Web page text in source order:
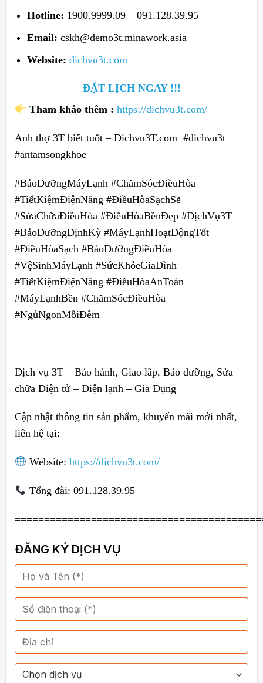
Hotline: 1900.9999.09 – 091.128.39.95
Email: cskh@demo3t.minawork.asia
Website: dichvu3t.com
ĐẶT LỊCH NGAY !!!
Tham khảo thêm :https://dichvu3t.com/
Anh thợ 3T biết tuốt – Dichvu3T.com #dichvu3t
#antamsongkhoe
#BảoDưỡngMáyLạnh #ChămSócĐiềuHòa
#TiếtKiệmĐiệnNăng #ĐiềuHòaSạchSẽ
#SửaChữaĐiềuHòa #ĐiềuHòaBềnĐẹp #DịchVụ3T
#BảoDưỡngĐịnhKỳ #MáyLạnhHoạtĐộngTốt
#ĐiềuHòaSạch #BảoDưỡngĐiềuHòa
#VệSinhMáyLạnh #SứcKhỏeGiaĐình
#TiếtKiệmĐiệnNăng #ĐiềuHòaAnToàn
#MáyLạnhBền #ChămSócĐiềuHòa
#NgủNgonMỗiĐêm
———————————————————–
Dịch vụ 3T – Bảo hành, Giao lắp, Bảo dưỡng, Sửa
chữa Điện tử – Điện lạnh – Gia Dụng
Cập nhật thông tin sản phẩm, khuyến mãi mới nhất,
liên hệ tại:
Website:https://dichvu3t.com/
Tổng đài: 091.128.39.95
ĐĂNG KÝ DỊCH VỤ